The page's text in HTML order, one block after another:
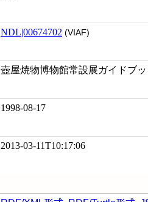
NDL|00674702 (VIAF)
壺屋焼物博物館常設展ガイドブッ
1998-08-17
2013-03-11T10:17:06